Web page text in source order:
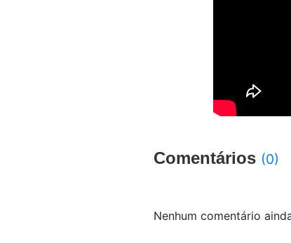
Comentários (0)
Nenhum comentário